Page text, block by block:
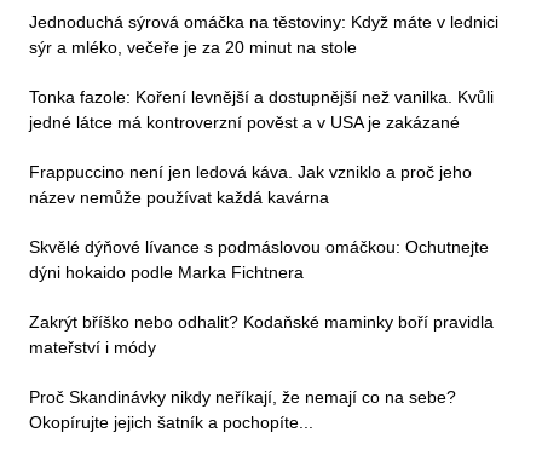
Jednoduchá sýrová omáčka na těstoviny: Když máte v lednici
sýr a mléko, večeře je za 20 minut na stole
Tonka fazole: Koření levnější a dostupnější než vanilka. Kvůli
jedné látce má kontroverzní pověst a v USA je zakázané
Frappuccino není jen ledová káva. Jak vzniklo a proč jeho
název nemůže používat každá kavárna
Skvělé dýňové lívance s podmáslovou omáčkou: Ochutnejte
dýni hokaido podle Marka Fichtnera
Zakrýt bříško nebo odhalit? Kodaňské maminky boří pravidla
mateřství i módy
Proč Skandinávky nikdy neříkají, že nemají co na sebe?
Okopírujte jejich šatník a pochopíte...